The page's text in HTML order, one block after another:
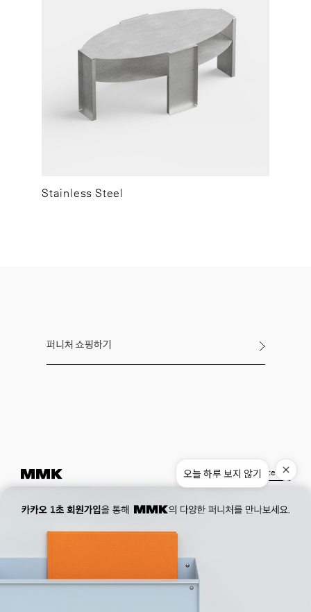
Stainless Steel
퍼니처 쇼핑하기
대표자 : 박기민 사업자 등록번호 : 821-86-02281
Museum. 02. 777. 5887 Office.02. 777. 5778
177, Duteopbawi-ro, Yongsan-gu, Seoul, Korea
Official : hello@mmk-seoul.com
Instagram Pinterest
오늘 하루 보지 않기